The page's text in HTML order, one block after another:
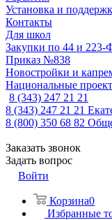
Установка и
Контакты
Для школ
Закупки по 44 и 223-
Приказ №838
Новостройки и
Национальные
8 (343) 247 21 21
8 (343) 247 21 21
8 (800) 350 68 82
Заказать звонок
Задать вопрос
Войти
Корзина0
Избранные